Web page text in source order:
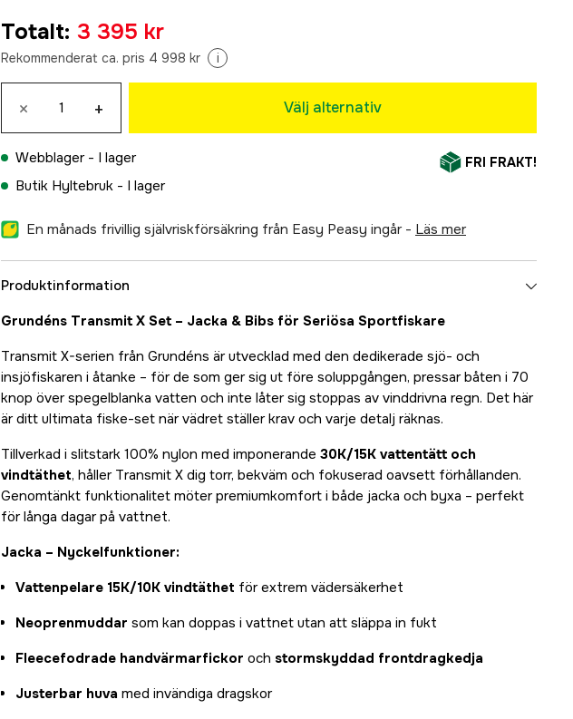
Large
1 849 kr
XL
1 849 kr
XXL
1 849 kr
3XL
Totalt: 3 395 kr
Rekommenderat ca. pris 4 998 kr i
× + Välj alternativ
Webblager - I lager
Butik Hyltebruk - I lager
FRI FRAKT!
En månads frivillig självriskförsäkring från Easy Peasy ingår - läs mer
Produktinformation
Grundéns Transmit X Set – Jacka & Bibs för Seriösa Sportfiskare
Transmit X-serien från Grundéns är utvecklad med den dedikerade sjö- och
insjöfiskaren i åtanke – för de som ger sig ut före soluppgången, pressar båten i 70
knop över spegelblanka vatten och inte låter sig stoppas av vinddrivna regn. Det här
är ditt ultimata fiske-set när vädret ställer krav och varje detalj räknas.
Tillverkad i slitstark 100% nylon med imponerande 30K/15K vattentätt och
vindtäthet, håller Transmit X dig torr, bekväm och fokuserad oavsett förhållanden.
Genomtänkt funktionalitet möter premiumkomfort i både jacka och byxa – perfekt
för långa dagar på vattnet.
Jacka – Nyckelfunktioner:
Vattenpelare 15K/10K vindtäthet för extrem vädersäkerhet
Neoprenmuddar som kan doppas i vattnet utan att släppa in fukt
Fleecefodrade handvärmarfickor och stormskyddad frontdragkedja
Justerbar huva med invändiga dragskor